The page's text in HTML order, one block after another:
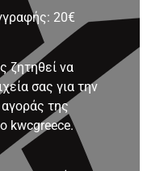
20€
ζητηθεί να
σας για την
της
kwcgreece.